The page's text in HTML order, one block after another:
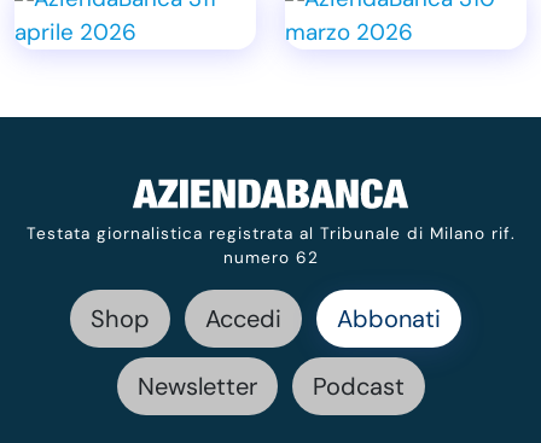
Testata giornalistica registrata al Tribunale di Milano rif.
numero 62
Shop Accedi Abbonati
Newsletter Podcast